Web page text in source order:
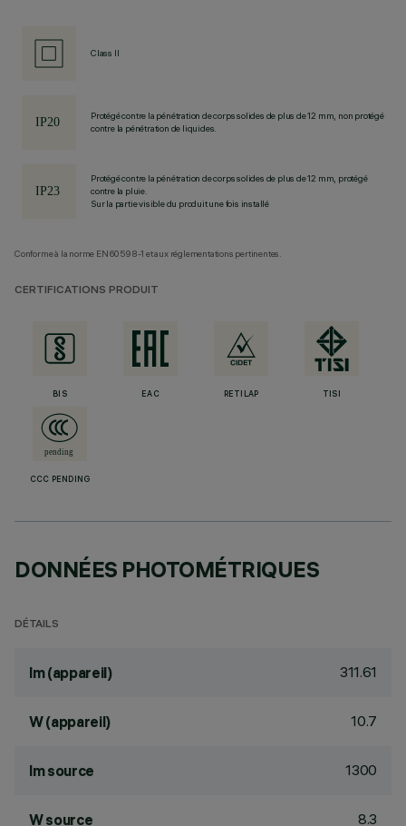
Class II
Protégé contre la pénétration de corps solides de plus de 12 mm, non protégé
contre la pénétration de liquides.
Protégé contre la pénétration de corps solides de plus de 12 mm, protégé
contre la pluie.
Sur la partie visible du produit une fois installé
Conforme à la norme EN60598-1 et aux réglementations pertinentes.
CERTIFICATIONS PRODUIT
BIS EAC RETILAP TISI
CCC PENDING
DONNÉES PHOTOMÉTRIQUES
DÉTAILS
lm (appareil) 311.61
W (appareil) 10.7
lm source 1300
W source 8.3